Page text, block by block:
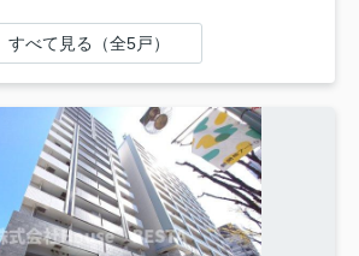
すべて見る（全5戸）